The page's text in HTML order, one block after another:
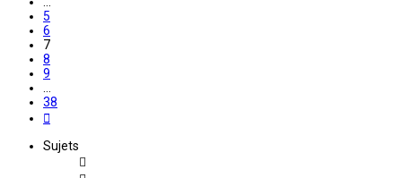
5
6
7
8
9
38
Sujets